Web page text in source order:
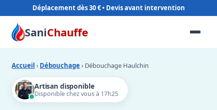
Déplacement dès 30 €
SaniChauffe
Accueil › Débouchage › Débouchage Haulchin
Artisan disponible
Disponible chez vous à 17h25